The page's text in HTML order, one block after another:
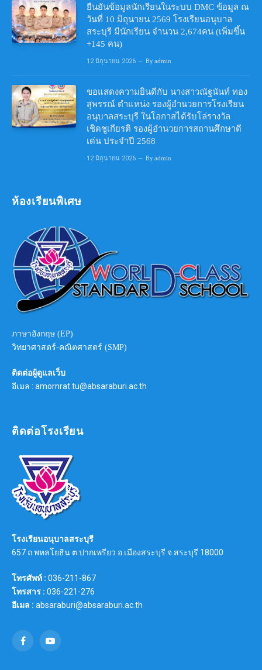
ยืนยันข้อมูลนักเรียนในระบบ DMC ข้อมูล ณ
วันที่ 10 มิถุนายน 2569 โรงเรียนอนุบาล
สระบุรี มีนักเรียน จำนวน 2,674คน (เพิ่มขึ้น
+145 คน)
12 มิถุนายน 2026 By admin
ขอแสดงความยินดีกับ นางสาวณัฐนันท์ ทอง
สุพรรณ์ ตำแหน่ง รองผู้อำนวยการโรงเรียน
อนุบาลสระบุรี ในโอกาสได้รับโล่รางวัล
เชิดชูเกียรติ รองผู้อำนวยการสถานศึกษาดี
เด่น ประจำปี 2568
12 มิถุนายน 2026 By admin
ห้องเรียนพิเศษ
ภาษาอังกฤษ (EP)
วิทยาศาสตร์-คณิตศาสตร์ (SMP)
ติดต่อผู้ดูแลเว็บ
อีเมล : amornrat.tu@absaraburi.ac.th
ติดต่อโรงเรียน
โรงเรียนอนุบาลสระบุรี
657 ถ.พหลโยธิน ต.ปากเพรียว อ.เมืองสระบุรี จ.สระบุรี 18000
โทรศัพท์ : 036-211-867
โทรสาร : 036-221-276
อีเมล : absaraburi@absaraburi.ac.th
FacebookYouTube